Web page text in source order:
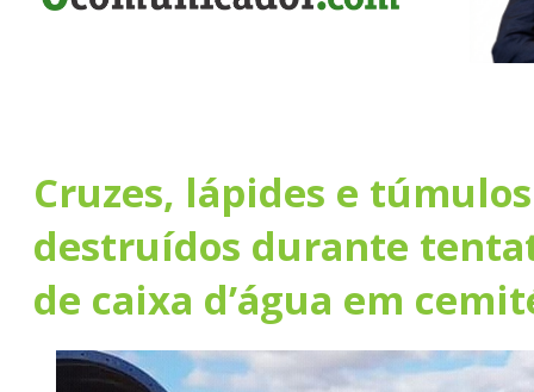
Cruzes, lápides e
destruídos durante
de caixa d’água em